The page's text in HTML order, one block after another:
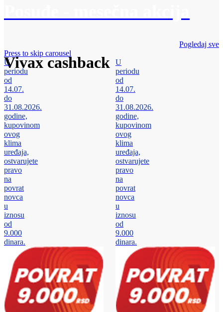
Vivax cashback
Pogledaj sve
Press to skip carousel
U
periodu
od
14.07.
do
31.08.2026.
godine,
kupovinom
ovog
klima
uređaja,
ostvarujete
pravo
na
povrat
novca
u
iznosu
od
9.000
dinara.
U
periodu
od
14.07.
do
31.08.2026.
godine,
kupovinom
ovog
klima
uređaja,
ostvarujete
pravo
na
povrat
novca
u
iznosu
od
9.000
dinara.